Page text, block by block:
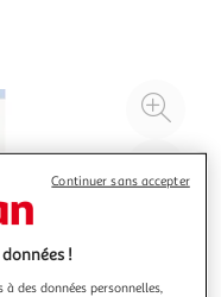
à
!
des données personnelles,
Continuer sans accepter